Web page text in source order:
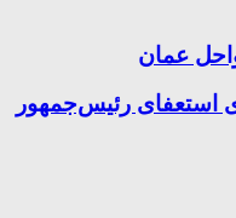
عمان
استعفای رئیس‌جمهور